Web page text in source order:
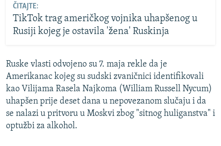
ČITAJTE:
TikTok trag američkog vojnika uhapšenog u
Rusiji kojeg je ostavila 'žena' Ruskinja
Ruske vlasti odvojeno su 7. maja rekle da je
Amerikanac kojeg su sudski zvaničnici identifikovali
kao Vilijama Rasela Najkoma (William Russell Nycum)
uhapšen prije deset dana u nepovezanom slučaju i da
se nalazi u pritvoru u Moskvi zbog "sitnog huliganstva" i
optužbi za alkohol.